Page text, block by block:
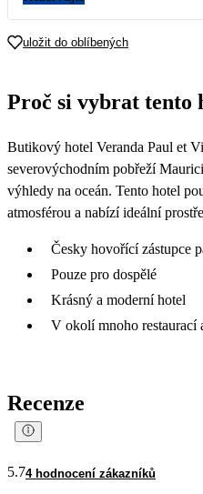
65 649
uložit do oblíbených
Proč si vybrat tento
Butikový hotel Veranda Paul et
severovýchodním pobřeží
výhledy na oceán. Tento hotel
atmosférou a nabízí ideální
Česky hovořící zástupce
Pouze pro dospělé
Krásný a moderní hotel
V okolí mnoho restaurací
Recenze
5.74 hodnocení zákazníků